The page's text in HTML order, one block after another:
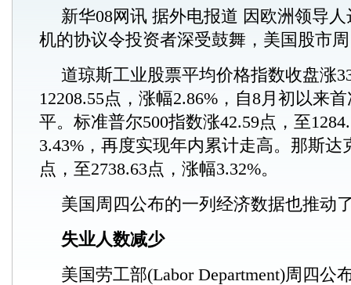
新华08网讯 据外电报道 因欧洲领导
机的协议令投资者深受鼓舞，美国股市
道琼斯工业股票平均价格指数收盘涨
12208.55点，涨幅2.86%，自8月初以来
平。标准普尔500指数涨42.59点，至
3.43%，再度实现年内累计走高。那斯达
点，至2738.63点，涨幅3.32%。
美国周四公布的一列经济数据也推动
失业人数减少
美国劳工部(Labor Department)周四公